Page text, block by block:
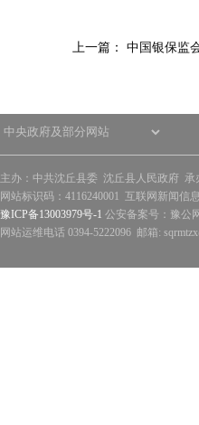
上一篇： 中国银保监
主办：中共沈丘县委 沈丘县人民政府 承
网站标识码：4116240001 互联网新闻信
豫ICP备13003979号-1 公安备案号：豫公
网站运维电话 0394-5222096 邮箱: